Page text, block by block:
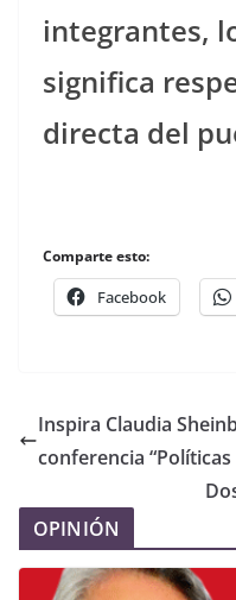
integrantes,
significa
directa del
Comparte esto:
Facebook
Inspira Claudia
conferencia
OPINIÓN